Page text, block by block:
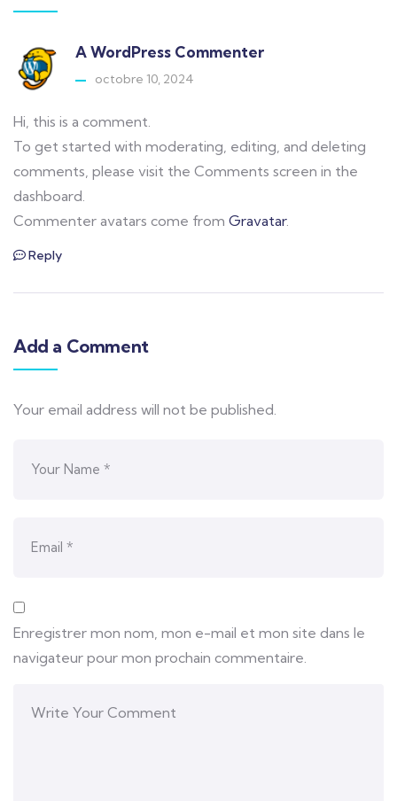
A WordPress Commenter
octobre 10, 2024
Hi, this is a comment.
To get started with moderating, editing, and deleting
comments, please visit the Comments screen in the
dashboard.
Commenter avatars come from Gravatar.
Reply
Add a Comment
Your email address will not be published.
Enregistrer mon nom, mon e-mail et mon site dans le
navigateur pour mon prochain commentaire.